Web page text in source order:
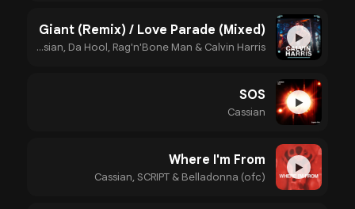
▶
Giant (Remix) / Love Parade (Mixed)
YOTTO, Cassian, Da Hool, Rag'n'Bone Man & Calvin Harris
▶
SOS
Cassian
▶
Where I'm From
Cassian, SCRIPT & Belladonna (ofc)